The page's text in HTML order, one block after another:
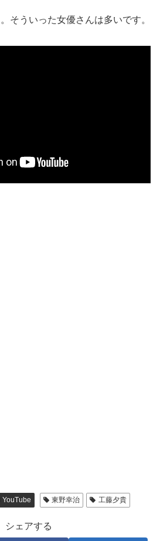
そういった女優さんは多いです。
YouTube 東野幸治 工藤夕貴
シェアする